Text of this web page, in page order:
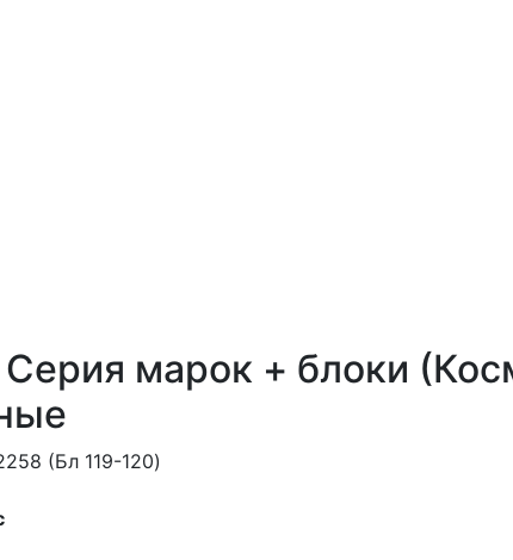
марок + блоки
(Бл 119-120)